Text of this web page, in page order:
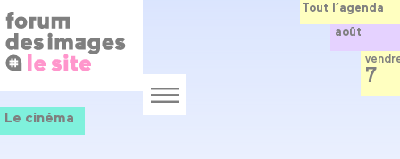
au
contenu
principal
Menu
Le cinéma
Tout l’agenda
août
7